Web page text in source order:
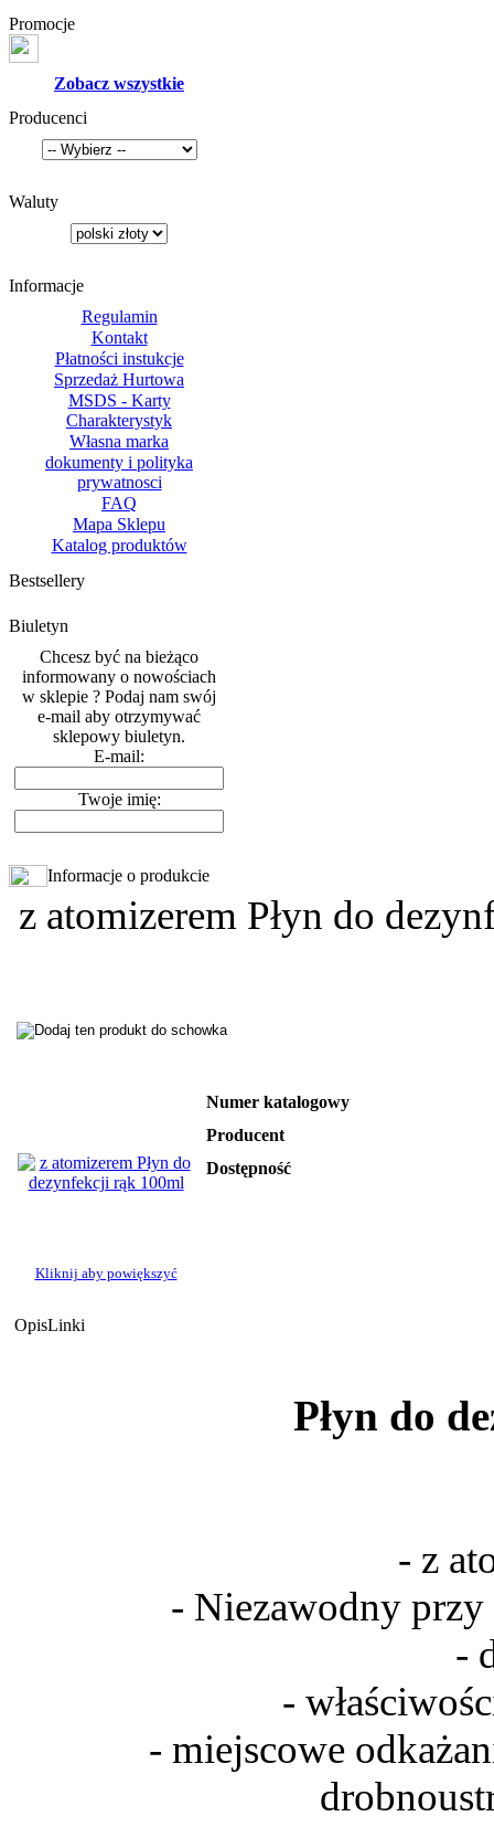
Promocje
Zobacz wszystkie
Producenci
Waluty
Informacje
Regulamin
Kontakt
Płatności instukcje
Sprzedaż Hurtowa
MSDS - Karty
Charakterystyk
Własna marka
dokumenty i polityka
prywatnosci
FAQ
Mapa Sklepu
Katalog produktów
Bestsellery
Biuletyn
Chcesz być na bieżąco
informowany o nowościach
w sklepie ? Podaj nam swój
e-mail aby otrzymywać
sklepowy biuletyn.
E-mail:
Twoje imię:
Informacje o produkcie
z atomizerem Płyn do
Kliknij aby powiększyć
Numer katalogowy
Producent
Dostępność
OpisLinki
Płyn do
- z
- Niezawodny
-
-
- miejscowe